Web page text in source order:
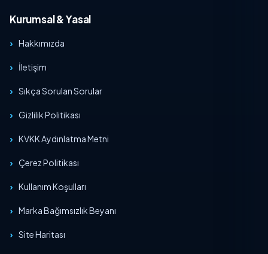
Kurumsal & Yasal
Hakkımızda
İletişim
Sıkça Sorulan Sorular
Gizlilik Politikası
KVKK Aydınlatma Metni
Çerez Politikası
Kullanım Koşulları
Marka Bağımsızlık Beyanı
Site Haritası